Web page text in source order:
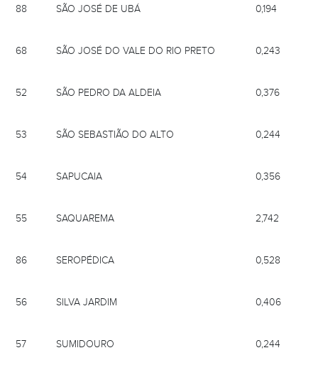
88 SÃO JOSÉ DE UBÁ 0,194
68 SÃO JOSÉ DO VALE DO RIO PRETO 0,243
52 SÃO PEDRO DA ALDEIA 0,376
53 SÃO SEBASTIÃO DO ALTO 0,244
54 SAPUCAIA 0,356
55 SAQUAREMA 2,742
86 SEROPÉDICA 0,528
56 SILVA JARDIM 0,406
57 SUMIDOURO 0,244